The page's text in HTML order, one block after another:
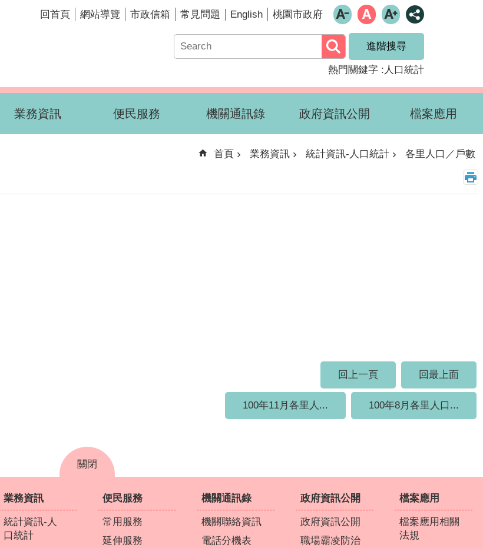
回首頁 網站導覽 市政信箱 常見問題 English 桃園市政府
進階搜尋
熱門關鍵字 人口統計
業務資訊 便民服務 機關通訊錄 政府資訊公開 檔案應用
首頁 業務資訊 統計資訊-人口統計 各里人口／戶數
回上一頁
回最上面
100年11月各里人... 100年8月各里人口...
關閉
業務資訊
統計資訊-人
口統計
便民服務
常用服務
延伸服務
機關通訊錄
機關聯絡資訊
電話分機表
政府資訊公開
政府資訊公開
職場霸凌防治
檔案應用
檔案應用相關
法規